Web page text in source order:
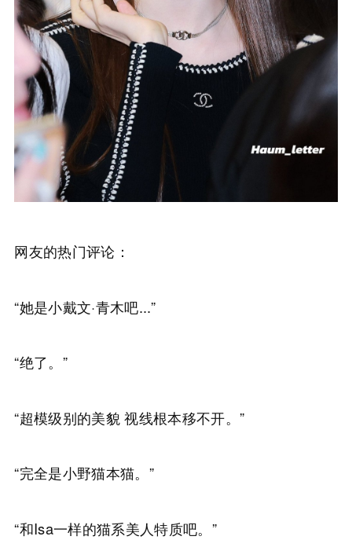
网友的热门评论：
“她是小戴文·青木吧...”
“绝了。”
“超模级别的美貌 视线根本移不开。”
“完全是小野猫本猫。”
“和Isa一样的猫系美人特质吧。”